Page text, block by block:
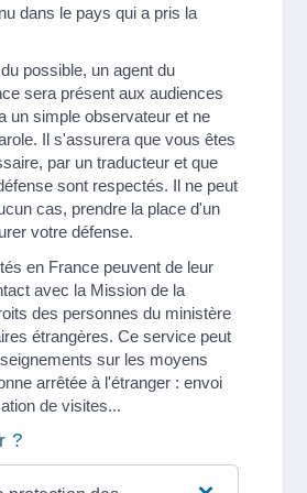
dans le pays qui a pris la
possible, un agent du
sera présent aux audiences
un simple observateur et ne
Il s'assurera que vous êtes
par un traducteur et que
sont respectés. Il ne peut
cas, prendre la place d'un
votre défense.
en France peuvent de leur
avec la Mission de la
des personnes du ministère
étrangères. Ce service peut
sur les moyens
arrêtée à l'étranger : envoi
de visites...
?